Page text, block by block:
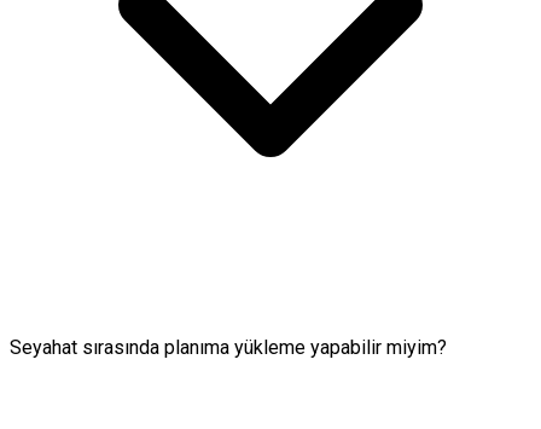
Seyahat sırasında planıma yükleme yapabilir miyim?